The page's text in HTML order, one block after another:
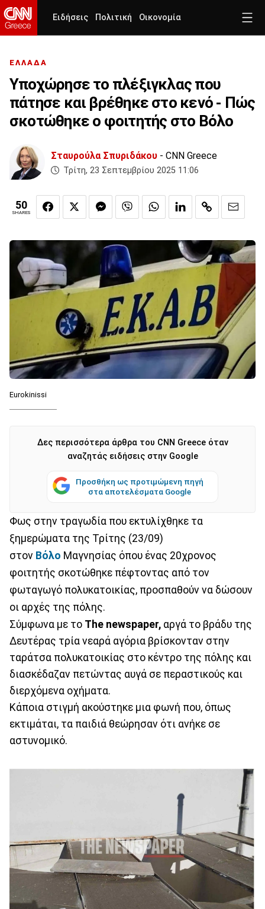
Ειδήσεις Πολιτική Οικονομία
ΕΛΛΑΔΑ
Υποχώρησε το πλέξιγκλας που
πάτησε και βρέθηκε στο κενό - Πώς
σκοτώθηκε ο φοιτητής στο Βόλο
Σταυρούλα Σπυριδάκου - CNN Greece
Τρίτη, 23 Σεπτεμβρίου 2025 11:06
50
SHARES
Eurokinissi
Δες περισσότερα άρθρα του CNN Greece όταν
αναζητάς ειδήσεις στην Google
Προσθήκη ως προτιμώμενη πηγή
στα αποτελέσματα Google
Φως στην τραγωδία που εκτυλίχθηκε τα
ξημερώματα της Τρίτης (23/09)
στον Βόλο Μαγνησίας όπου ένας 20χρονος
φοιτητής σκοτώθηκε πέφτοντας από τον
φωταγωγό πολυκατοικίας, προσπαθούν να δώσουν
οι αρχές της πόλης.
Σύμφωνα με το The newspaper, αργά το βράδυ της
Δευτέρας τρία νεαρά αγόρια βρίσκονταν στην
ταράτσα πολυκατοικίας στο κέντρο της πόλης και
διασκέδαζαν πετώντας αυγά σε περαστικούς και
διερχόμενα οχήματα.
Κάποια στιγμή ακούστηκε μια φωνή που, όπως
εκτιμάται, τα παιδιά θεώρησαν ότι ανήκε σε
αστυνομικό.